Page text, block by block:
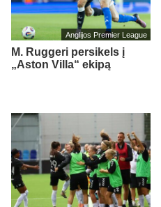
Anglijos Premier League
M. Ruggeri persikels į
„Aston Villa“ ekipą